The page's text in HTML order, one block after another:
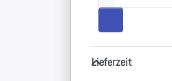
Lieferzeit
Lieferzeit